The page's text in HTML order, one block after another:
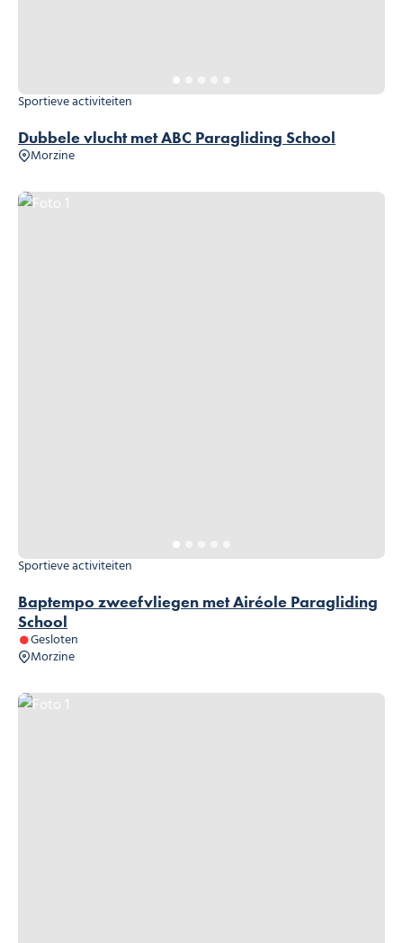
Dubbele vlucht met ABC Paragliding School
Sportieve activiteiten
Morzine
Baptempo zweefvliegen met Airéole Paragliding
School
Sportieve activiteiten
Gesloten
Morzine
Foto 1
Foto 1